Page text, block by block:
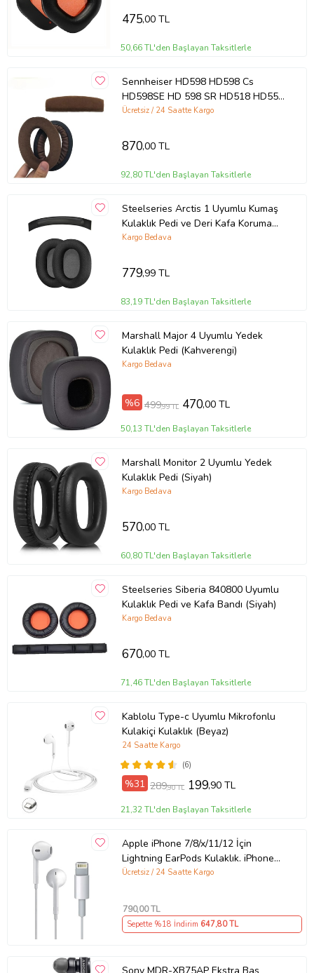
475,00 TL
50,66 TL'den Başlayan Taksitlerle
Sennheiser HD598 HD598 Cs
HD598SE HD 598 SR HD518 HD558
HD595 HD599 HD569 HD579
(Kahverengi)
Ücretsiz / 24 Saatte Kargo
870,00 TL
92,80 TL'den Başlayan Taksitlerle
Steelseries Arctis 1 Uyumlu Kumaş
Kulaklık Pedi ve Deri Kafa Koruma
Bandı (Siyah)
Kargo Bedava
779,99 TL
83,19 TL'den Başlayan Taksitlerle
Marshall Major 4 Uyumlu Yedek
Kulaklık Pedi (Kahverengi)
Kargo Bedava
%6 499,99 TL 470,00 TL
50,13 TL'den Başlayan Taksitlerle
Marshall Monitor 2 Uyumlu Yedek
Kulaklık Pedi (Siyah)
Kargo Bedava
570,00 TL
60,80 TL'den Başlayan Taksitlerle
Steelseries Siberia 840800 Uyumlu
Kulaklık Pedi ve Kafa Bandı (Siyah)
Kargo Bedava
670,00 TL
71,46 TL'den Başlayan Taksitlerle
Kablolu Type-c Uyumlu Mikrofonlu
Kulakiçi Kulaklık (Beyaz)
(6)
24 Saatte Kargo
%31 289,90 TL 199,90 TL
21,32 TL'den Başlayan Taksitlerle
Apple iPhone 7/8/x/11/12 İçin
Lightning EarPods Kulaklık. iPhone
7/8/x/xs/xr/11/11Pro/12/12Pro
Garantili) (Beyaz)
Ücretsiz / 24 Saatte Kargo
790,00 TL
Sepette %18 İndirim 647,80 TL